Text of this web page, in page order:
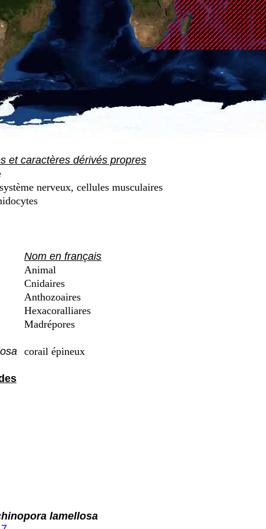
et caractères dérivés propres
nerveux, cellules musculaires
Nom en français
Animal
Cnidaires
Anthozoaires
Hexacoralliares
Madrépores
corail épineux
lamellosa